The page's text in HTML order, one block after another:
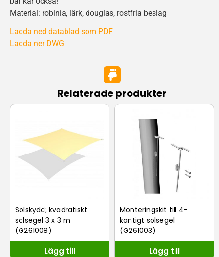
Material: robinia, lärk, douglas, rostfria beslag
Ladda ned datablad som PDF
Ladda ner DWG
Relaterade produkter
Solskydd; kvadratiskt
solsegel 3 x 3 m
(G261008)
Lägg till
Monteringskit till 4-
kantigt solsegel
(G261003)
Lägg till